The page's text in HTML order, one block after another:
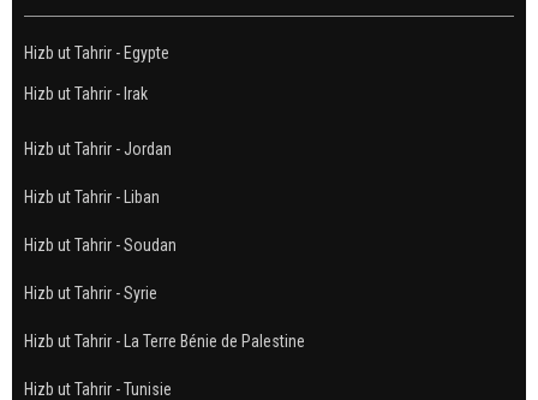
Hizb ut Tahrir - Egypte
Hizb ut Tahrir - Irak
Hizb ut Tahrir - Jordan
Hizb ut Tahrir - Liban
Hizb ut Tahrir - Soudan
Hizb ut Tahrir - Syrie
Hizb ut Tahrir - La Terre Bénie de Palestine
Hizb ut Tahrir - Tunisie